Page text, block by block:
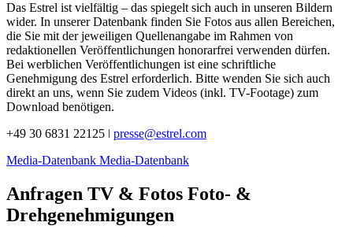
Das Estrel ist vielfältig – das spiegelt sich auch in unseren Bildern
wider. In unserer Datenbank finden Sie Fotos aus allen Bereichen,
die Sie mit der jeweiligen Quellenangabe im Rahmen von
redaktionellen Veröffentlichungen honorarfrei verwenden dürfen.
Bei werblichen Veröffentlichungen ist eine schriftliche
Genehmigung des Estrel erforderlich. Bitte wenden Sie sich auch
direkt an uns, wenn Sie zudem Videos (inkl. TV-Footage) zum
Download benötigen.
+49 30 6831 22125 ǀ presse@estrel.com
Media-Datenbank Media-Datenbank
Anfragen TV & Fotos Foto- &
Drehgenehmigungen